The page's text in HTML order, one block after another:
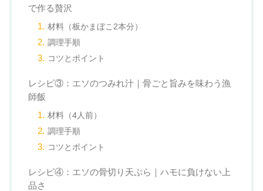
で作る贅沢
材料（板かまぼこ2本分）
調理手順
コツとポイント
レシピ③：エソのつみれ汁｜骨ごと旨みを味わう漁
師飯
材料（4人前）
調理手順
コツとポイント
レシピ④：エソの骨切り天ぷら｜ハモに負けない上
品さ